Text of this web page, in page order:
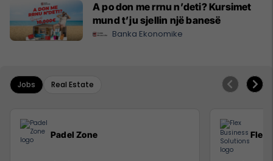
A po don me rrnu n’deti? Kursimet
mund t’ju sjellin një banesë
Banka Ekonomike
Jobs Real Estate
Padel Zone Flex